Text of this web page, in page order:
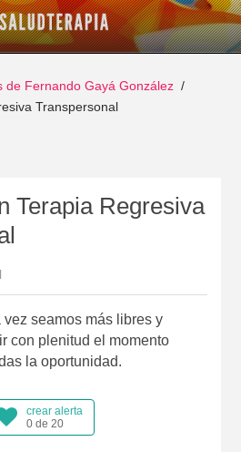
de Fernando Gayá González
Transpersonal
Terapia Regresiva
seamos más libres y
con plenitud el momento
la oportunidad.
crear alerta
0 de 20